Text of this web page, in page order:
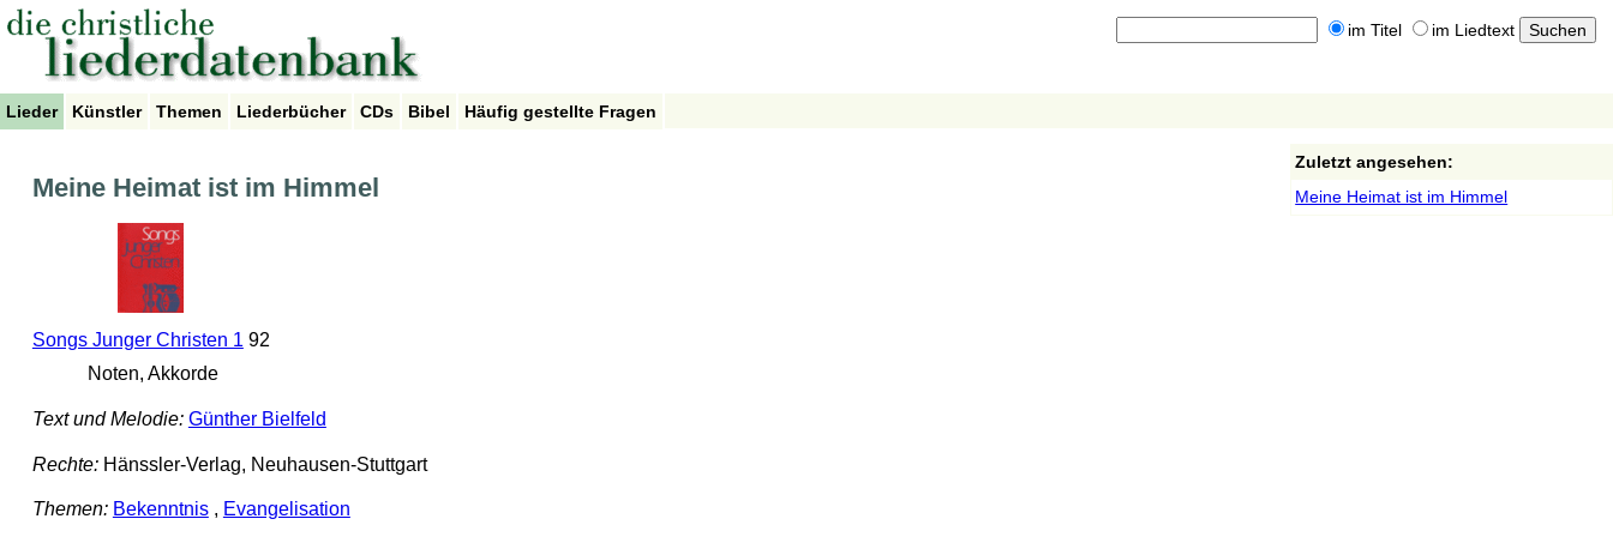
im Titel im Liedtext
Lieder Künstler Themen Liederbücher CDs Bibel Häufig gestellte Fragen
Meine Heimat ist im Himmel
Songs Junger Christen 192
Noten, Akkorde
Text und Melodie: Günther Bielfeld
Rechte:Hänssler-Verlag, Neuhausen-Stuttgart
Themen: Bekenntnis, Evangelisation
Zuletzt angesehen:
Meine Heimat ist im Himmel